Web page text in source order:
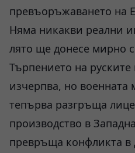
превъоръжаването на
Няма никакви реални
лято ще донесе мирно
Търпението на
изчерпва, но
тепърва разгръща
производство в
превръща конфликта в